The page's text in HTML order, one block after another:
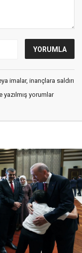
imalar, inançlara saldırı
yorumlar